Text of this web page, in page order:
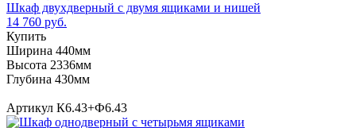
Шкаф двухдверный с двумя ящиками и нишей
14 760 руб.
Купить
Ширина 440мм
Высота 2336мм
Глубина 430мм
Артикул К6.43+Ф6.43